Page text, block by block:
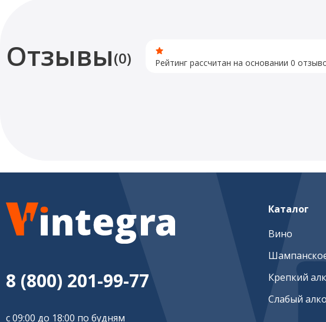
Отзывы(0) Рейтинг рассчитан на основании 0
8 (800) 201-99-77
с 09:00 до 18:00 по будням
Каталог
Вино
Крепкий
Слабый